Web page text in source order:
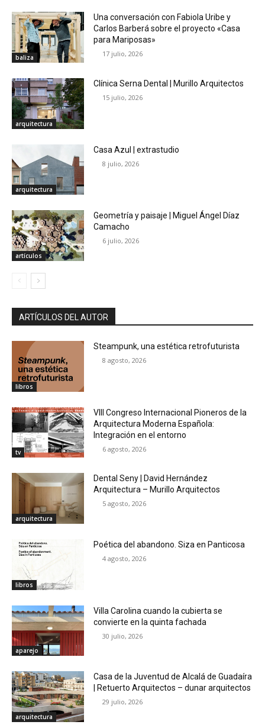
baliza
Una conversación con Fabiola Uribe y
Carlos Barberá sobre el proyecto «Casa
para Mariposas»
17 julio, 2026
arquitectura
Clínica Serna Dental | Murillo Arquitectos
15 julio, 2026
arquitectura
Casa Azul | extrastudio
8 julio, 2026
artículos
Geometría y paisaje | Miguel Ángel Díaz
Camacho
6 julio, 2026
ARTÍCULOS DEL AUTOR
libros
Steampunk, una estética retrofuturista
8 agosto, 2026
tv
VIII Congreso Internacional Pioneros de la
Arquitectura Moderna Española:
Integración en el entorno
6 agosto, 2026
arquitectura
Dental Seny | David Hernández
Arquitectura – Murillo Arquitectos
5 agosto, 2026
libros
Poética del abandono. Siza en Panticosa
4 agosto, 2026
aparejo
Villa Carolina cuando la cubierta se
convierte en la quinta fachada
30 julio, 2026
arquitectura
Casa de la Juventud de Alcalá de Guadaíra
| Retuerto Arquitectos – dunar arquitectos
29 julio, 2026